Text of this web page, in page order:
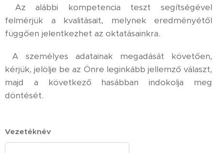
Az alábbi kompetencia teszt segítségével
felmérjük a kvalitásait, melynek eredményétől
függően jelentkezhet az oktatásainkra.
A személyes adatainak megadását követően,
kérjük, jelölje be az Önre leginkább jellemző választ,
majd a következő hasábban indokolja meg
döntését.
Vezetéknév